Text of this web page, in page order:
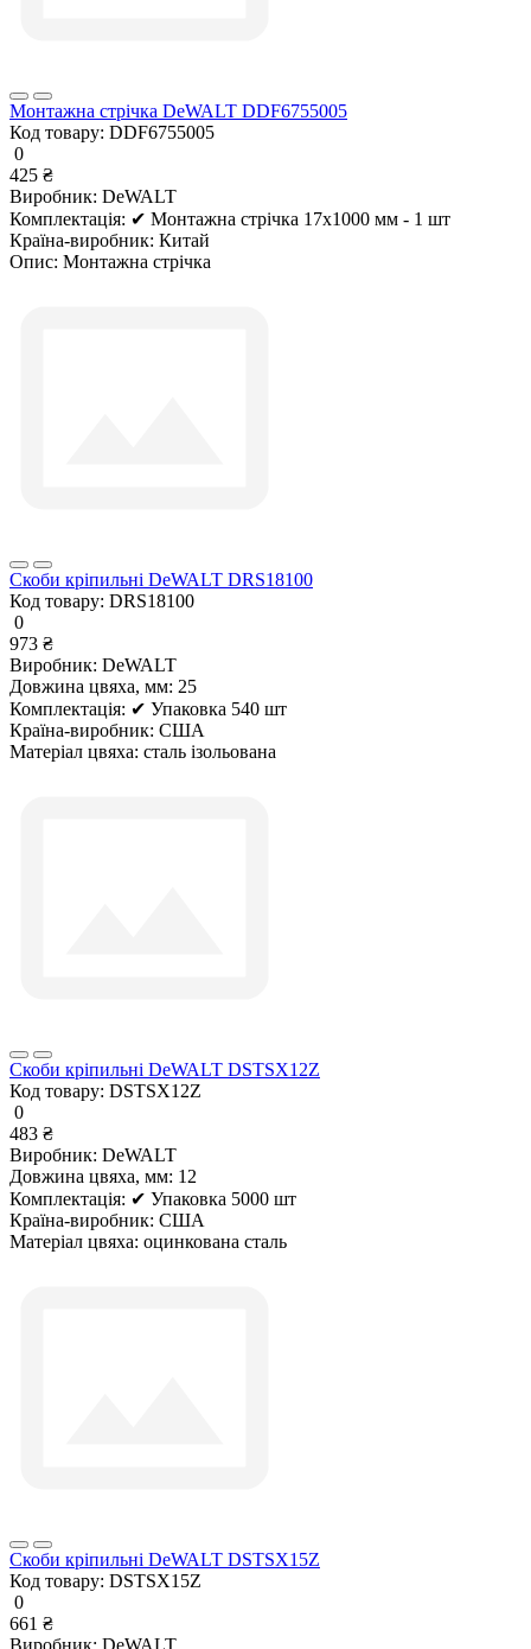
Монтажна стрічка DeWALT DDF6755005
Код товару: DDF6755005
0
425 ₴
Виробник: DeWALT
Комплектація: ✔ Монтажна стрічка 17х1000 мм - 1 шт
Країна-виробник: Китай
Опис: Монтажна стрічка
Скоби кріпильні DeWALT DRS18100
Код товару: DRS18100
0
973 ₴
Виробник: DeWALT
Довжина цвяха, мм: 25
Комплектація: ✔ Упаковка 540 шт
Країна-виробник: США
Матеріал цвяха: сталь ізольована
Скоби кріпильні DeWALT DSTSX12Z
Код товару: DSTSX12Z
0
483 ₴
Виробник: DeWALT
Довжина цвяха, мм: 12
Комплектація: ✔ Упаковка 5000 шт
Країна-виробник: США
Матеріал цвяха: оцинкована сталь
Скоби кріпильні DeWALT DSTSX15Z
Код товару: DSTSX15Z
0
661 ₴
Виробник: DeWALT